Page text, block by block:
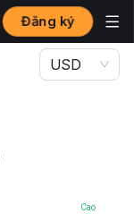
Đăng ký
USD